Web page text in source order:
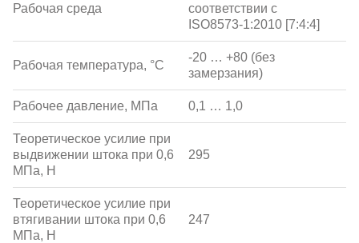
Рабочая среда
соответствии с
ISO8573-1:2010 [7:4:4]
Рабочая температура, °С
-20 … +80 (без
замерзания)
Рабочее давление, МПа 0,1 … 1,0
Теоретическое усилие при
выдвижении штока при 0,6
МПа, Н
295
Теоретическое усилие при
втягивании штока при 0,6
МПа, Н
247